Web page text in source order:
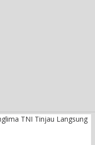
TNI Tinjau Langsung